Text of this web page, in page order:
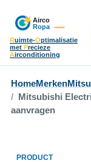
Ruimte-Optimalisatie
met Precieze
Airconditioning
HomeMerken
Mitsubishi
aanvragen
PRODUCT